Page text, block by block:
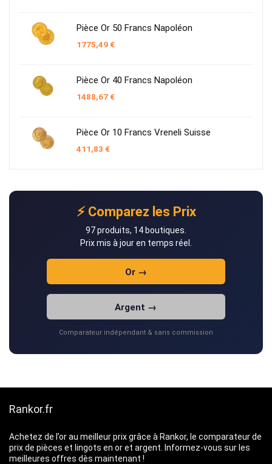
Pièce Or 50 Francs Napoléon
1775,49€
Pièce Or 40 Francs Napoléon
1488,67€
Pièce Or 10 Francs Vreneli Suisse
411,83 €
⚡ Comparez les Prix
97 produits, 14 boutiques.
Prix mis à jour en temps réel.
Or →
Argent →
Comparateur indépendant & sans commission
Rankor.fr
Achetez de l’or au meilleur prix grâce à Rankor, le comparateur de
prix de pièces et lingots en or et argent. Informez-vous sur les
meilleures offres dès maintenant !